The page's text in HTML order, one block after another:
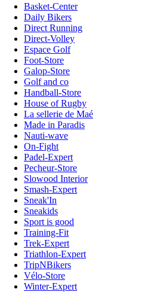
Basket-Center
Daily Bikers
Direct Running
Direct-Volley
Espace Golf
Foot-Store
Galop-Store
Golf and co
Handball-Store
House of Rugby
La sellerie de Maé
Made in Paradis
Nauti-wave
On-Fight
Padel-Expert
Pecheur-Store
Slowood Interior
Smash-Expert
Sneak'In
Sneakids
Sport is good
Training-Fit
Trek-Expert
Triathlon-Expert
TripNBikers
Vélo-Store
Winter-Expert